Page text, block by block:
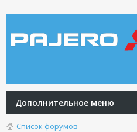
Дополнительное меню
Список форумов